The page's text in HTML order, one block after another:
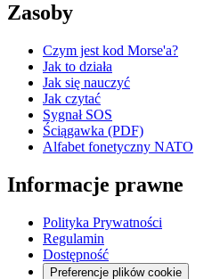
Zasoby
Czym jest kod Morse'a?
Jak to działa
Jak się nauczyć
Jak czytać
Sygnał SOS
Ściągawka (PDF)
Alfabet fonetyczny NATO
Informacje prawne
Polityka Prywatności
Regulamin
Dostępność
Preferencje plików cookie